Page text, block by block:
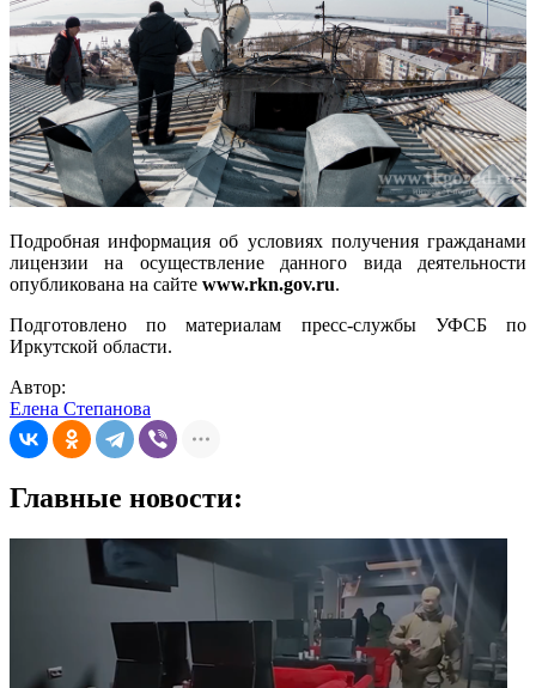
Подробная информация об условиях получения гражданами
лицензии на осуществление данного вида деятельности
опубликована на сайте www.rkn.gov.ru.
Подготовлено по материалам пресс-службы УФСБ по
Иркутской области.
Автор:
Елена Степанова
Главные новости: